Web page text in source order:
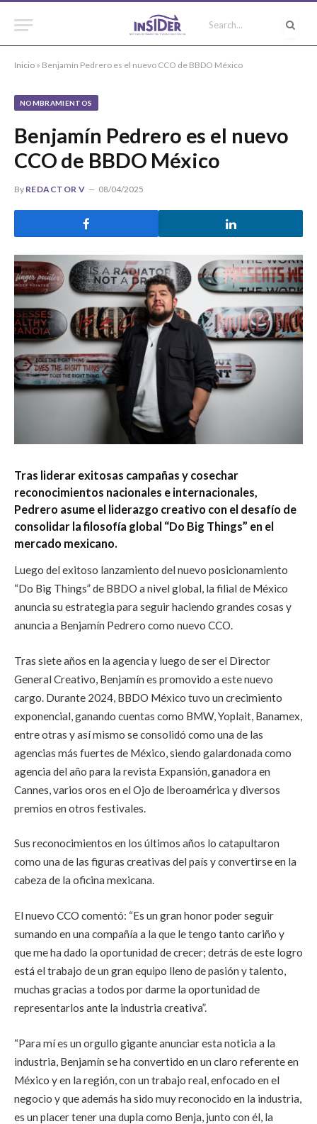
Inicio » Benjamín Pedrero es el nuevo CCO de BBDO México
NOMBRAMIENTOS
Benjamín Pedrero es el nuevo
CCO de BBDO México
By REDACTOR V 08/04/2025
Tras liderar exitosas campañas y cosechar
reconocimientos nacionales e internacionales,
Pedrero asume el liderazgo creativo con el desafío de
consolidar la filosofía global “Do Big Things” en el
mercado mexicano.
Luego del exitoso lanzamiento del nuevo posicionamiento
“Do Big Things” de BBDO a nivel global, la filial de México
anuncia su estrategia para seguir haciendo grandes cosas y
anuncia a Benjamín Pedrero como nuevo CCO.
Tras siete años en la agencia y luego de ser el Director
General Creativo, Benjamín es promovido a este nuevo
cargo. Durante 2024, BBDO México tuvo un crecimiento
exponencial, ganando cuentas como BMW, Yoplait, Banamex,
entre otras y así mismo se consolidó como una de las
agencias más fuertes de México, siendo galardonada como
agencia del año para la revista Expansión, ganadora en
Cannes, varios oros en el Ojo de Iberoamérica y diversos
premios en otros festivales.
Sus reconocimientos en los últimos años lo catapultaron
como una de las figuras creativas del país y convertirse en la
cabeza de la oficina mexicana.
El nuevo CCO comentó: “Es un gran honor poder seguir
sumando en una compañía a la que le tengo tanto cariño y
que me ha dado la oportunidad de crecer; detrás de este logro
está el trabajo de un gran equipo lleno de pasión y talento,
muchas gracias a todos por darme la oportunidad de
representarlos ante la industria creativa”.
“Para mí es un orgullo gigante anunciar esta noticia a la
industria, Benjamín se ha convertido en un claro referente en
México y en la región, con un trabajo real, enfocado en el
negocio y que además ha sido muy reconocido en la industria,
es un placer tener una dupla como Benja, junto con él, la